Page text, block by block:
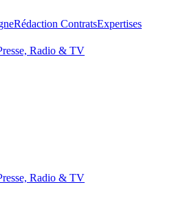
Rédaction ContratsExpertises
Radio & TV
Radio & TV